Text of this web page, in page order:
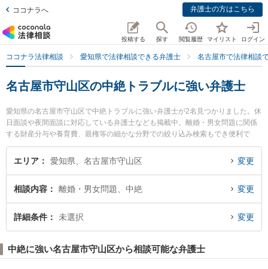
ココナラへ 弁護士の方はこちら
投稿する 探す 閲覧履歴 マイリスト ログイン
ココナラ法律相談 愛知県で法律相談できる弁護士 名古屋市で法律相談
名古屋市守山区の中絶トラブルに強い弁護士
愛知県の名古屋市守山区で中絶トラブルに強い弁護士が2名見つかりました。休
日面談や夜間面談に対応している弁護士なども掲載中。離婚・男女問題に関係
する財産分与や養育費、親権等の細かな分野での絞り込み検索もでき便利で
す。特にみつる法律事務所の山中 千昌弁護士や中村総合法律事務所の中村 弘人
弁護士のプロフィール情報や弁護士費用、強みなどが注目されています。『名
検索したい』『初回相談無料で中絶トラブルを法律相談できる名古屋市守山区
内の弁護士に相談予約したい』などでお困りの相談者さんにおすすめです。
エリア 愛知県、名古屋市守山区 変更
相談内容 離婚・男女問題、中絶 変更
詳細条件 未選択 変更
中絶に強い名古屋市守山区から相談可能な弁護士